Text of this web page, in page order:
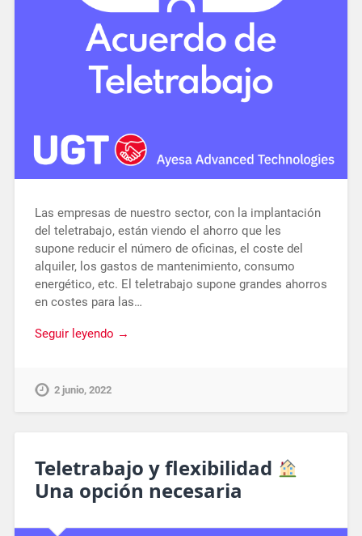
Las empresas de nuestro sector, con la implantación
del teletrabajo, están viendo el ahorro que les
supone reducir el número de oficinas, el coste del
alquiler, los gastos de mantenimiento, consumo
energético, etc. El teletrabajo supone grandes ahorros
en costes para las…
Seguir leyendo →
2 junio, 2022
Teletrabajo y flexibilidad
Una opción necesaria